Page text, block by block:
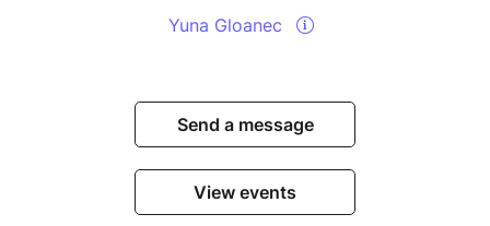
Yuna Gloanec
Send a message
View events